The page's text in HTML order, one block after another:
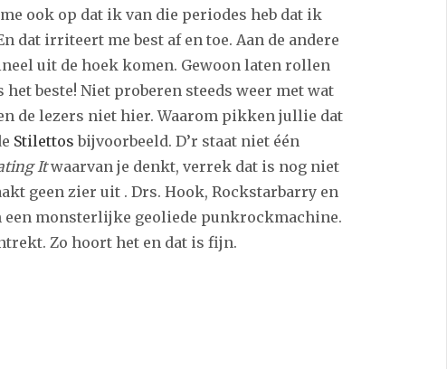
ook op dat ik van die periodes heb dat ik
dat irriteert me best af en toe. Aan de andere
uit de hoek komen. Gewoon laten rollen
beste! Niet proberen steeds weer met wat
de lezers niet hier. Waarom pikken jullie dat
Stilettosbijvoorbeeld. D’r staat niet één
Itwaarvan je denkt, verrek dat is nog niet
geen zier uit . Drs. Hook, Rockstarbarry en
een monsterlijke geoliede punkrockmachine.
Zo hoort het en dat is fijn.